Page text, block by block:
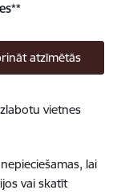
**
atzīmētās
vietnes
lai
vai skatīt